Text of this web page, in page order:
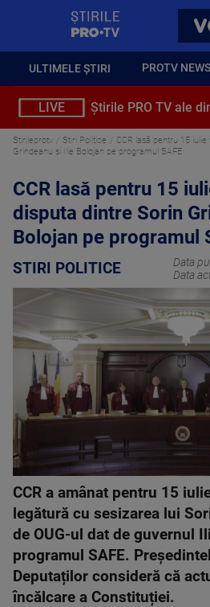
ULTIMELE ȘTIRI PROTV
LIVE Știrile PRO TV ale
Stirileprotv Stiri Politice
CCR lasă pentru 15
Grindeanu și Ilie Bolojan pe programul SAFE
CCR lasă pentru 15
disputa dintre Sorin
Bolojan pe programul
STIRI POLITICE Data
Data
CCR a amânat pentru 15
legătură cu sesizarea lui
de OUG-ul dat de guvernul
programul SAFE.
Deputaților consideră că
încălcare a Constituției.